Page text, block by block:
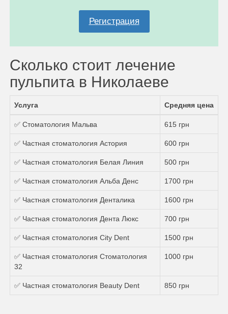
Регистрация
Сколько стоит лечение
пульпита в Николаеве
Услуга Средняя цена
✅ Стоматология Мальва 615 грн
✅ Частная стоматология Астория 600 грн
✅ Частная стоматология Белая Линия 500 грн
✅ Частная стоматология Альба Денс 1700 грн
✅ Частная стоматология Денталика 1600 грн
✅ Частная стоматология Дента Люкс 700 грн
✅ Частная стоматология City Dent 1500 грн
✅ Частная стоматология Стоматология
32
1000 грн
✅ Частная стоматология Beauty Dent 850 грн